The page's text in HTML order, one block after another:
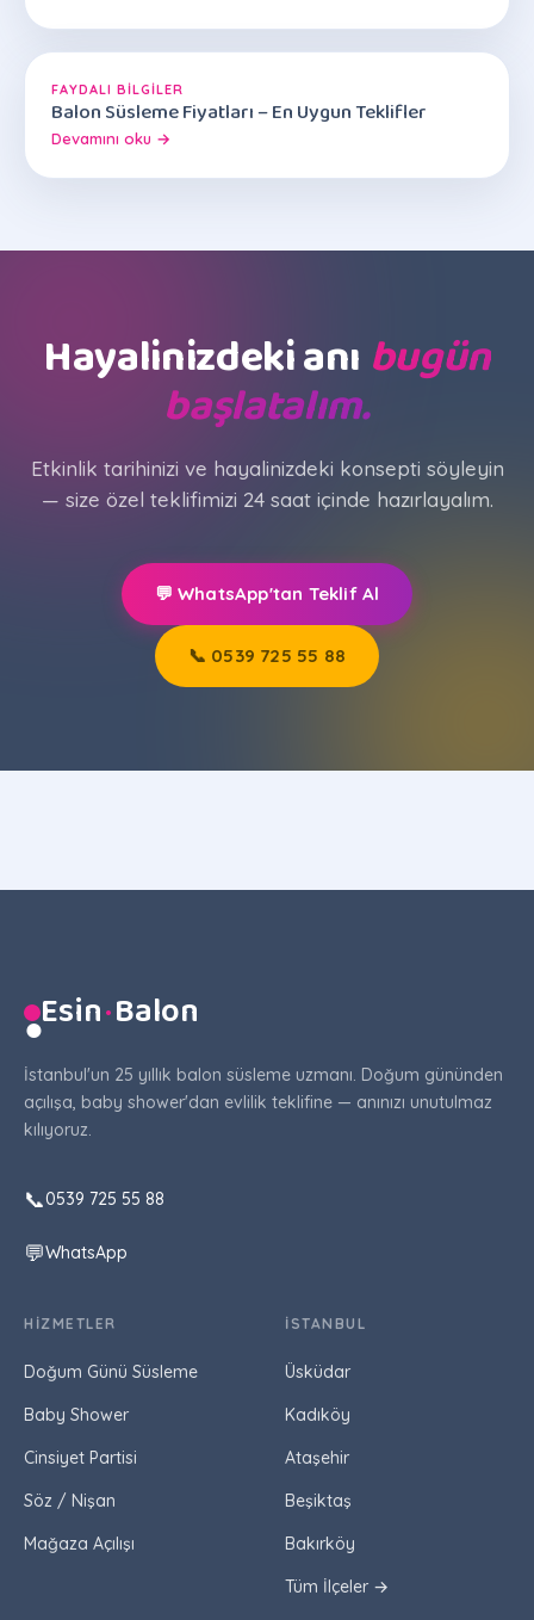
FAYDALI BILGILER
Balon Süsleme Fiyatları – En Uygun Teklifler
Devamını oku →
Hayalinizdeki anı bugün
başlatalım.
Etkinlik tarihinizi ve hayalinizdeki konsepti söyleyin
— size özel teklifimizi 24 saat içinde hazırlayalım.
💬 WhatsApp'tan Teklif Al
📞 0539 725 55 88
●Esin·Balon
İstanbul'un 25 yıllık balon süsleme uzmanı. Doğum gününden
açılışa, baby shower'dan evlilik teklifine — anınızı unutulmaz
kılıyoruz.
📞0539 725 55 88
💬WhatsApp
HIZMETLER
Doğum Günü Süsleme
Baby Shower
Cinsiyet Partisi
Söz / Nişan
Mağaza Açılışı
İSTANBUL
Üsküdar
Kadıköy
Ataşehir
Beşiktaş
Bakırköy
Tüm İlçeler →